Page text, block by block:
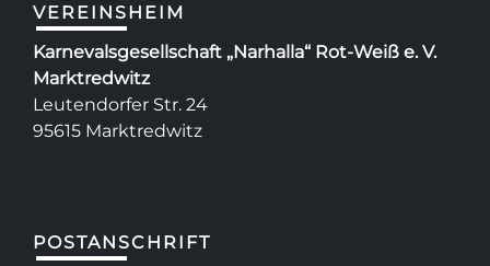
VEREINSHEIM
Karnevalsgesellschaft „Narhalla“ Rot-Weiß e. V.
Marktredwitz
Leutendorfer Str. 24
95615 Marktredwitz
POSTANSCHRIFT